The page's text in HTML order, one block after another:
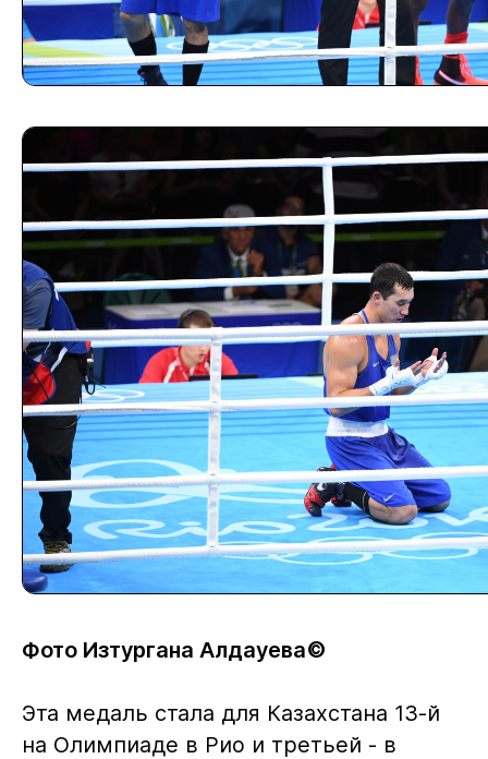
Фото Изтургана Алдауева©
Эта медаль стала для Казахстана 13-й
на Олимпиаде в Рио и третьей - в